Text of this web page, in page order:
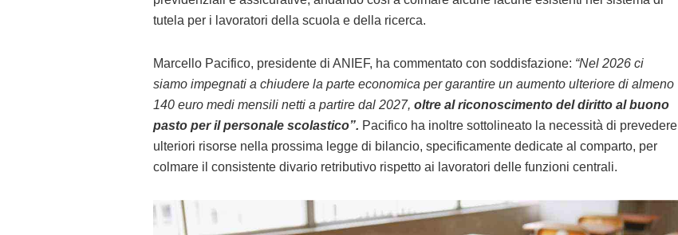
tutela per i lavoratori della scuola e della ricerca.
Marcello Pacifico, presidente di ANIEF, ha commentato con soddisfazione: “Nel 2026 ci
siamo impegnati a chiudere la parte economica per garantire un aumento ulteriore di almeno
140 euro medi mensili netti a partire dal 2027, oltre al riconoscimento del diritto al buono
pasto per il personale scolastico”. Pacifico ha inoltre sottolineato la necessità di prevedere
ulteriori risorse nella prossima legge di bilancio, specificamente dedicate al comparto, per
colmare il consistente divario retributivo rispetto ai lavoratori delle funzioni centrali.